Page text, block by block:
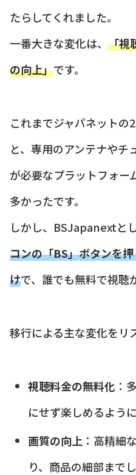
たらしてくれました。
一番大きな変化は、 「視
の向上」です。
これまでジャパネットの
と、専用のアンテナやチ
が必要なプラットフォー
多かったです。
しかし、BSJapanextと
コンの「BS」ボタンを
けで、誰でも無料で視聴
移行による主な変化をリ
視聴料金の無料化 ：
にせず楽しめるよう
画質の向上 ：高精細
り、商品の細部まで